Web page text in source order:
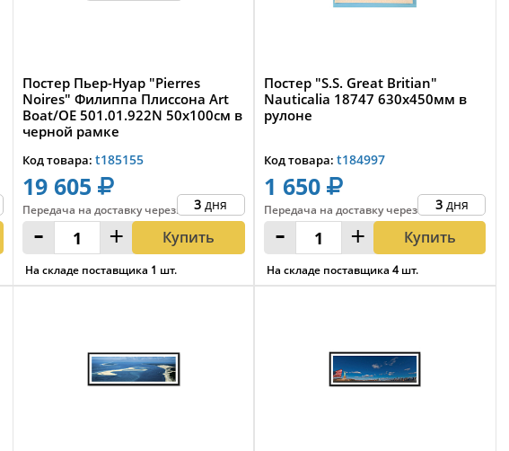
Постер Пьер-Нуар "Pierres
Noires" Филиппа Плиссона Art
Boat/OE 501.01.922N 50х100см в
черной рамке
Код товара:t185155
19 605
Передача на доставкучерез: 3 дня
- + Купить
На складе поставщика 1 шт.
Постер "S.S. Great Britian"
Nauticalia 18747 630x450мм в
рулоне
Код товара:t184997
1 650
Передача на доставкучерез: 3 дня
- + Купить
На складе поставщика 4шт.